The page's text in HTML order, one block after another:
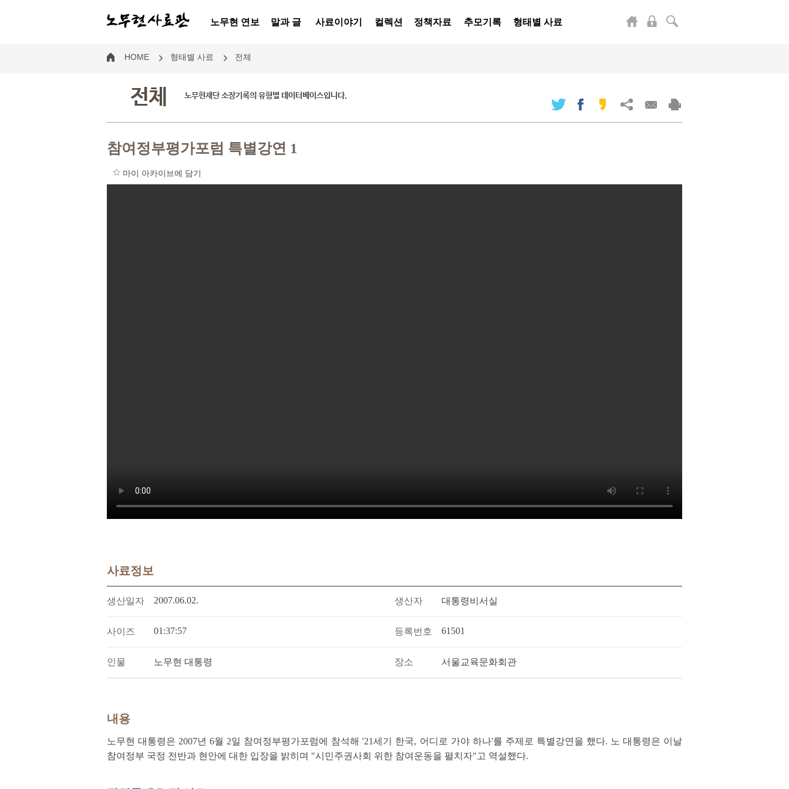
노무현 연보 말과 글 사료이야기 컬렉션 정책자료 추모기록 형태별 사료
HOME 형태별 사료 전체
전체 노무현재단 소장기록의 유형별 데이터베이스입니다.
참여정부평가포럼 특별강연 1
마이 아카이브에 담기
사료정보
생산일자 2007.06.02. 생산자 대통령비서실
사이즈 01:37:57 등록번호 61501
인물 노무현 대통령 장소 서울교육문화회관
내용
노무현 대통령은 2007년 6월 2일 참여정부평가포럼에 참석해 '21세기 한국, 어디로 가야 하나'를 주제로 특별강연을 했다. 노 대통령은 이날
참여정부 국정 전반과 현안에 대한 입장을 밝히며 "시민주권사회 위한 참여운동을 펼치자"고 역설했다.